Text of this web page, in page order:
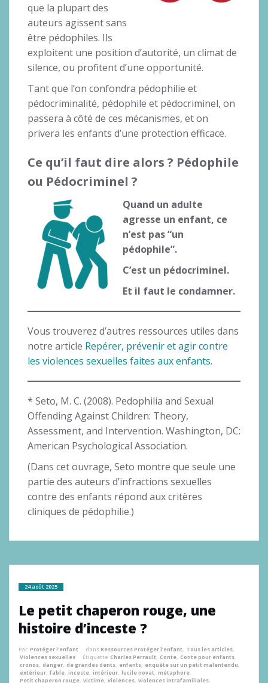
que la plupart des
auteurs agissent sans
être pédophiles. Ils
exploitent une position d’autorité, un climat de
silence, ou profitent d’une opportunité.
Tant que l’on confondra pédophilie et
pédocriminalité, pédophile et pédocriminel, on
passera à côté de ces mécanismes, et on
privera les enfants d’une protection efficace.
Ce qu’il faut dire alors ? Pédophile
ou Pédocriminel ?
Quand un adulte
agresse un enfant, ce
n’est pas “un
pédophile”.
C’est un pédocriminel.
Et il faut le condamner.
Vous trouverez d’autres ressources utiles dans
notre article Repérer, prévenir et agir contre
les violences sexuelles faites aux enfants.
* Seto, M. C. (2008). Pedophilia and Sexual
Offending Against Children: Theory,
Assessment, and Intervention. Washington, DC:
American Psychological Association.
(Dans cet ouvrage, Seto montre que seule une
partie des auteurs d’infractions sexuelles
contre des enfants répond aux critères
cliniques de pédophilie.)
24 août 2025
Le petit chaperon rouge, une
histoire d’inceste ?
Par Protéger l'enfant dansRessources Protéger l'enfant, Tous les articles,
Violences sexuelles
Étiquette Charles Perrault, Conte, Conte pour enfants,
cronos, danger, de grandes dents, enfants, enquête sur un petit malentendu,
extérieur, fable, inceste, intérieur, lucile novat, métaphore,
Petit chaperon rouge, victime, violences, violences intrafamiliales,